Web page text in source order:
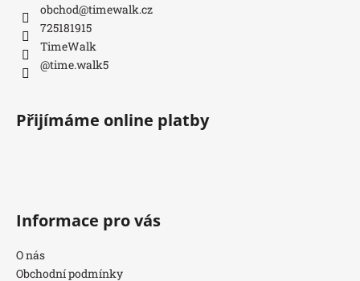
obchod@timewalk.cz
725181915
TimeWalk
@time.walk5
Přijímáme online platby
Informace pro vás
O nás
Obchodní podmínky